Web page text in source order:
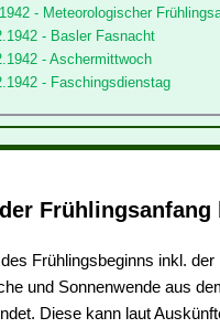
- Meteorologischer
- Basler Fasnacht
- Aschermittwoch
- Faschingsdienstag
Frühlingsanfang
Frühlingsbeginns inkl.
und Sonnenwende aus
Diese kann laut